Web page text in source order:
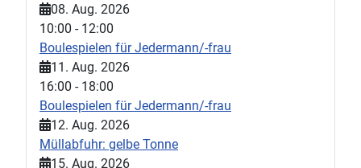
08. Aug. 2026
10:00 - 12:00
Boulespielen für Jedermann/-frau
11. Aug. 2026
16:00 - 18:00
Boulespielen für Jedermann/-frau
12. Aug. 2026
Müllabfuhr: gelbe Tonne
15. Aug. 2026